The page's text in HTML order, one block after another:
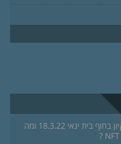
ארוע ניקיון בחוף בית ינאי 18.3.22 ומה